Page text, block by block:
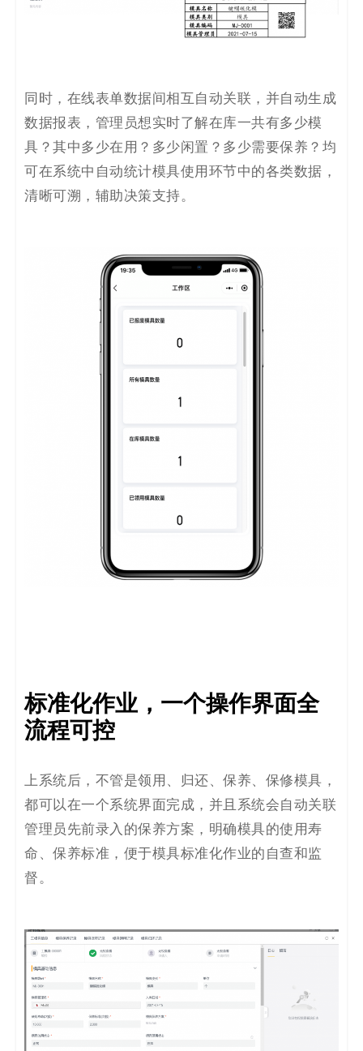
同时，在线表单数据间相互自动关联，并自动生成
数据报表，管理员想实时了解在库一共有多少模
具？其中多少在用？多少闲置？多少需要保养？均
可在系统中自动统计模具使用环节中的各类数据，
清晰可溯，辅助决策支持。
标准化作业，一个操作界面全
流程可控
上系统后，不管是领用、归还、保养、保修模具，
都可以在一个系统界面完成，并且系统会自动关联
管理员先前录入的保养方案，明确模具的使用寿
命、保养标准，便于模具标准化作业的自查和监
督。